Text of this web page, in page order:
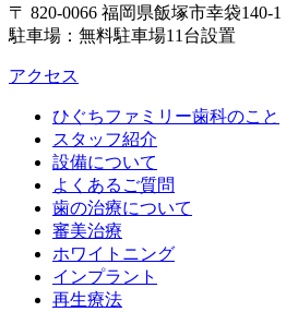
〒 820-0066 福岡県飯塚市幸袋140-1
駐車場：無料駐車場11台設置
アクセス
ひぐちファミリー歯科のこと
スタッフ紹介
設備について
よくあるご質問
歯の治療について
審美治療
ホワイトニング
インプラント
再生療法